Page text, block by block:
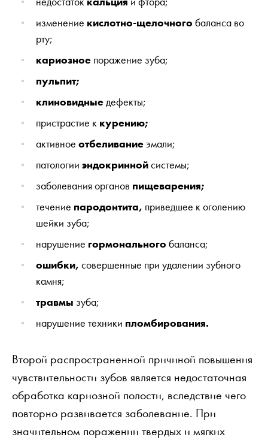
изменение кислотно-щелочного баланса во
рту;
кариозное поражение зуба;
пульпит;
клиновидныедефекты;
пристрастие к курению;
активное отбеливаниеэмали;
патологии эндокриннойсистемы;
заболевания органов пищеварения;
течение пародонтита, приведшее к оголению
шейки зуба;
нарушение гормонального баланса;
ошибки, совершенные при удалении зубного
камня;
травмы зуба;
нарушение техники пломбирования.
Второй распространенной причиной повышения
чувствительности зубов является недостаточная
обработка кариозной полости, вследствие чего
повторно развивается заболевание. При
значительном поражении твердых и мягких